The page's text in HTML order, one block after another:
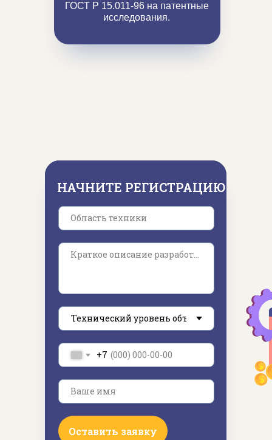
ГОСТ Р 15.011-96 на патентные
исследования.
Область техники
Краткое описание разработки
+7
Ваше имя
Оставить заявку
НАЧНИТЕ РЕГИСТРАЦИЮ